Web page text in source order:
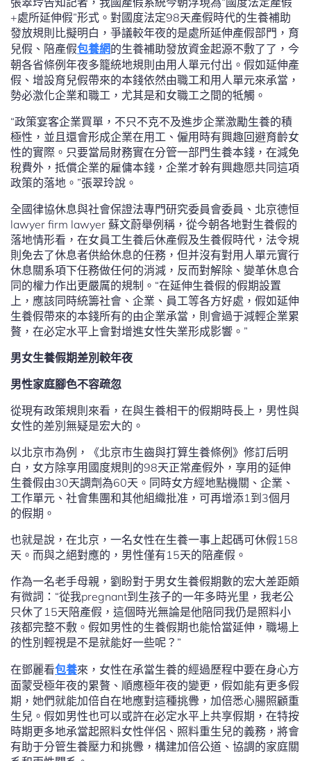
+處所延伸假”形式。對國度法定98天產假時代的生養補助
發放規則比擬明白，爭議較年夜的是處所延伸產假部門，育
兒假、陪產假包養網的生養補助發放資金起源不敷了了，今
朝各省條例年夜多籠統地規則由用人單元付出。假如延伸產
假、增設育兒假帶來的本錢依然由職工和用人單元來承當，
勢必激化企業和職工，尤其是和女職工之間的牴觸。
“政策宴客企業買單，不只不克不及進步企業激勵生養的積
極性，並且還會形成企業在用工、僱用時有興趣回避育齡女
性的實際。只要當局財務實在分管一部門生養本錢，在減免
稅費外，抵償企業的雇傭本錢，企業才幹有興趣愿共同這項
政策的落地。”張翠玲說。
全國律協休息與社會保證法專門研究委員會委員、北京德恒
lawyer firm lawyer 蘇文蔚舉例稱，從今朝各地對生養假的
落地情形看，在女員工生養后休產假及生養假時代，法令規
則免去了休息者供給休息的任務，但并沒有對用人單元實行
休息關系項下任務做任何的消減，反而對解除、變革休息合
同的權力作出更嚴厲的規制。“在延伸生養假的假期設置
上，應該同時統籌社會、企業、員工等各方好處，假如延伸
生養假帶來的本錢所有的由企業承當，則會過于減輕企業累
贅，在必定水平上會對增進女性失業形成影響。”
男女生養假期差別較年夜
男性家庭腳色不容疏忽
從現有政策規則來看，在與生養相干的假期時長上，男性與
女性的差別無疑是宏大的。
以北京市為例，《北京市生齒與打算生養條例》修訂后明
白，女方除享用國度規則的98天正常產假外，享用的延伸
生養假由30天調劑為60天。同時女方經地點機關、企業、
工作單元、社會集團和其他組織批准，可再增添1到3個月
的假期。
也就是說，在北京，一名女性在生養一事上起碼可休假158
天。而與之絕對應的，男性僅有15天的陪產假。
作為一名老手母親，劉盼對于男女生養假期數的宏大差距頗
有微詞：“從我pregnant到生孩子的一年多時光里，我老公
只休了15天陪產假，這個時光無論是他陪同我仍是照料小
孩都完整不敷。假如男性的生養假期也能恰當延伸，職場上
的性別輕視是不是就能好一些呢？”
在鄧麗看包養來，女性在承當生養的經過歷程中要在身心方
面蒙受極年夜的累贅、順應極年夜的變更，假如能有更多假
期，她們就能加倍自在地應對這種挑釁，加倍悉心腸照顧重
生兒。假如男性也可以或許在必定水平上共享假期，在特按
時期更多地承當起照料女性伴侶、照料重生兒的義務，將會
有助于分管生養壓力和挑釁，構建加倍公道、協調的家庭關